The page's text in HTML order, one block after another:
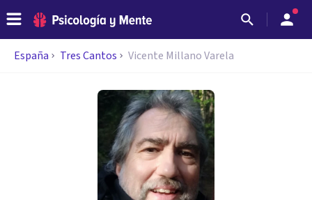
España Tres Cantos Vicente Millano Varela